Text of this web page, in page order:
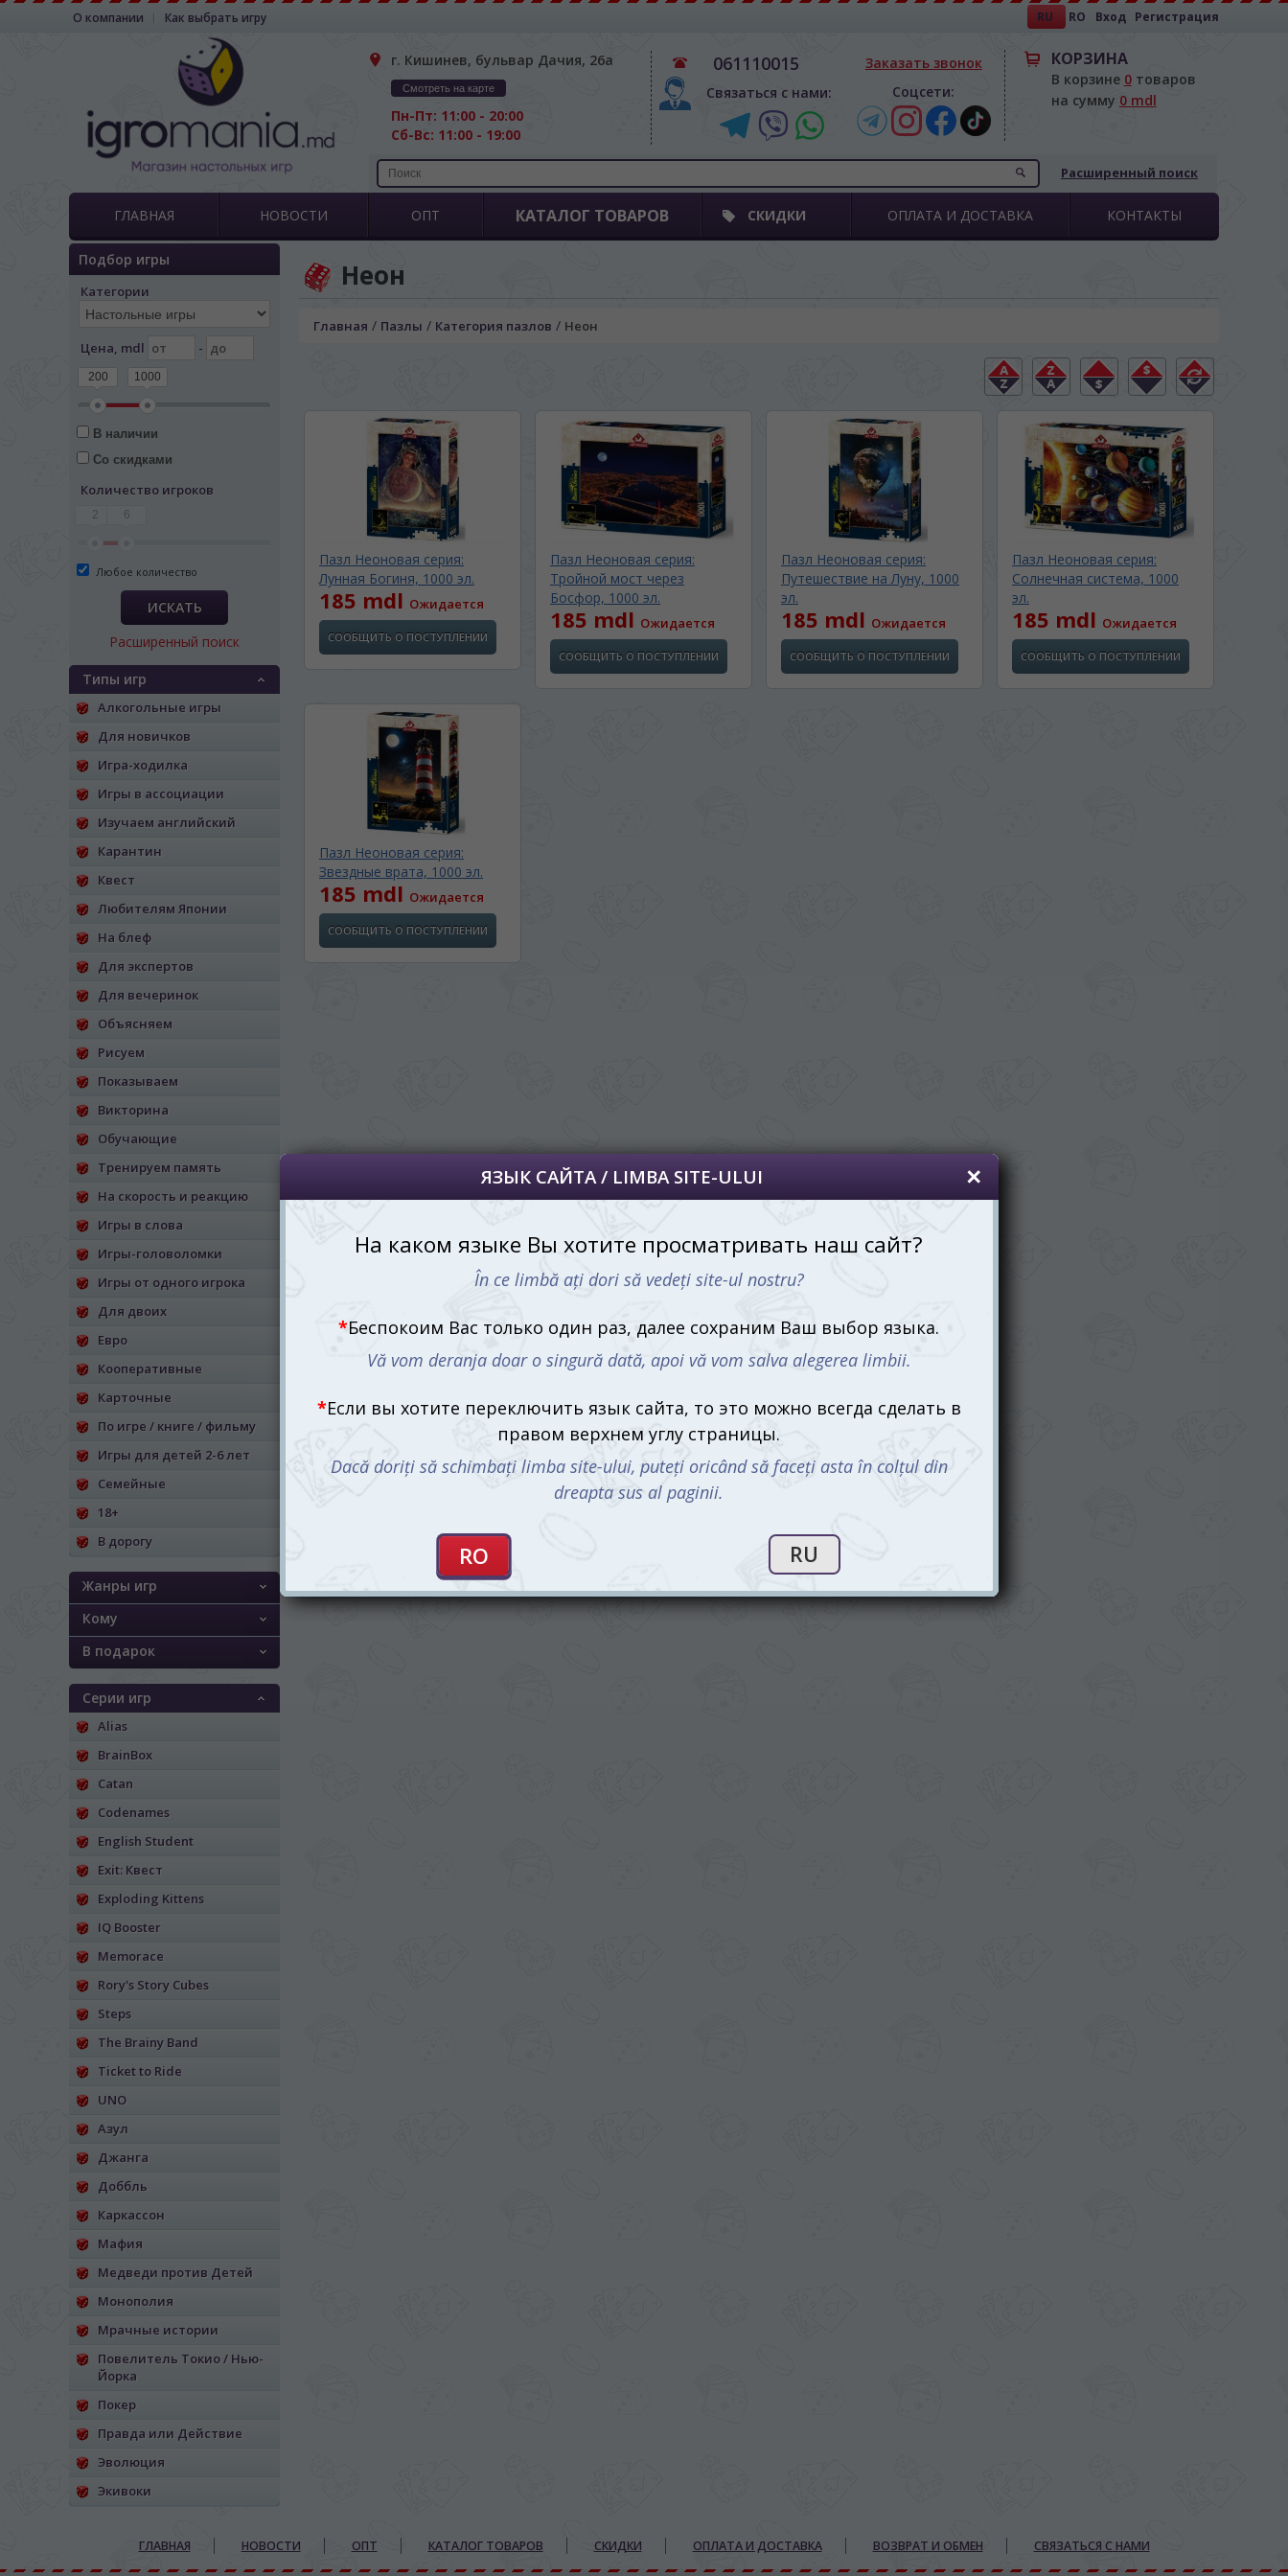
О компании Как выбрать игру RU RO Вход Регистрация
г. Кишинев, бульвар Дачия, 26а
Смотреть на карте
Пн-Пт: 11:00 - 20:00
Сб-Вс: 11:00 - 19:00
061110015
Связаться с нами:
Заказать звонок
Соцсети:
КОРЗИНА
В корзине 0товаров
на сумму 0 mdl
Расширенный поиск
ГЛАВНАЯ НОВОСТИ ОПТ КАТАЛОГ ТОВАРОВ СКИДКИ ОПЛАТА И ДОСТАВКА КОНТАКТЫ
Подбор игры
Категории
Цена, mdl -
200 1000
В наличии
Со скидками
Количество игроков
2 6
Любое количество
ИСКАТЬ
Расширенный поиск
Типы игр
Алкогольные игры
Для новичков
Игра-ходилка
Игры в ассоциации
Изучаем английский
Карантин
Квест
Любителям Японии
На блеф
Для экспертов
Для вечеринок
Объясняем
Рисуем
Показываем
Викторина
Обучающие
Тренируем память
На скорость и реакцию
Игры в слова
Игры-головоломки
Игры от одного игрока
Для двоих
Евро
Кооперативные
Карточные
По игре / книге / фильму
Игры для детей 2-6 лет
Семейные
18+
В дорогу
Жанры игр
Кому
В подарок
Серии игр
Alias
BrainBox
Catan
Codenames
English Student
Exit: Квест
Exploding Kittens
IQ Booster
Memorace
Rory's Story Cubes
Steps
The Brainy Band
Ticket to Ride
UNO
Азул
Джанга
Доббль
Каркассон
Мафия
Медведи против Детей
Монополия
Мрачные истории
Повелитель Токио / Нью-
Йорка
Покер
Правда или Действие
Эволюция
Экивоки
Неон
Главная / Пазлы / Категория пазлов / Неон
Пазл Неоновая серия:
Лунная Богиня, 1000 эл.
185 mdl Ожидается
СООБЩИТЬ О ПОСТУПЛЕНИИ
Пазл Неоновая серия:
Тройной мост через
Босфор, 1000 эл.
185 mdl Ожидается
СООБЩИТЬ О ПОСТУПЛЕНИИ
Пазл Неоновая серия:
Путешествие на Луну, 1000
эл.
185 mdl Ожидается
СООБЩИТЬ О ПОСТУПЛЕНИИ
Пазл Неоновая серия:
Солнечная система, 1000
эл.
185 mdl Ожидается
СООБЩИТЬ О ПОСТУПЛЕНИИ
Пазл Неоновая серия:
Звездные врата, 1000 эл.
185 mdl Ожидается
СООБЩИТЬ О ПОСТУПЛЕНИИ
ГЛАВНАЯ НОВОСТИ ОПТ КАТАЛОГ ТОВАРОВ СКИДКИ ОПЛАТА И ДОСТАВКА ВОЗВРАТ И ОБМЕН СВЯЗАТЬСЯ С НАМИ
ЯЗЫК САЙТА / LIMBA SITE-ULUI
На каком языке Вы хотите просматривать наш сайт?
În ce limbă ați dori să vedeți site-ul nostru?
Беспокоим Вас только один раз, далее сохраним Ваш выбор языка.
Vă vom deranja doar o singură dată, apoi vă vom salva alegerea limbii.
Если вы хотите переключить язык сайта, то это можно всегда сделать в